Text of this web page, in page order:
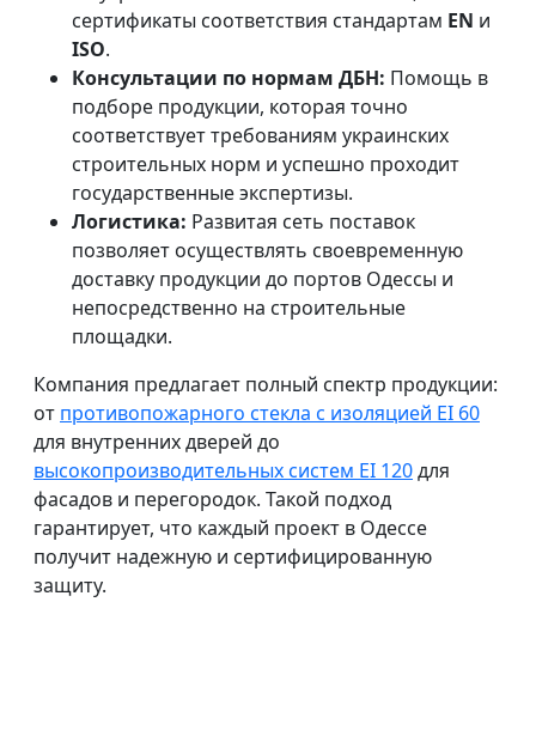
сертификаты соответствия стандартам EN и
ISO.
Консультации по нормам ДБН: Помощь в
подборе продукции, которая точно
соответствует требованиям украинских
строительных норм и успешно проходит
государственные экспертизы.
Логистика: Развитая сеть поставок
позволяет осуществлять своевременную
доставку продукции до портов Одессы и
непосредственно на строительные
площадки.
Компания предлагает полный спектр продукции:
от противопожарного стекла с изоляцией EI 60
для внутренних дверей до
высокопроизводительных систем EI 120для
фасадов и перегородок. Такой подход
гарантирует, что каждый проект в Одессе
получит надежную и сертифицированную
защиту.